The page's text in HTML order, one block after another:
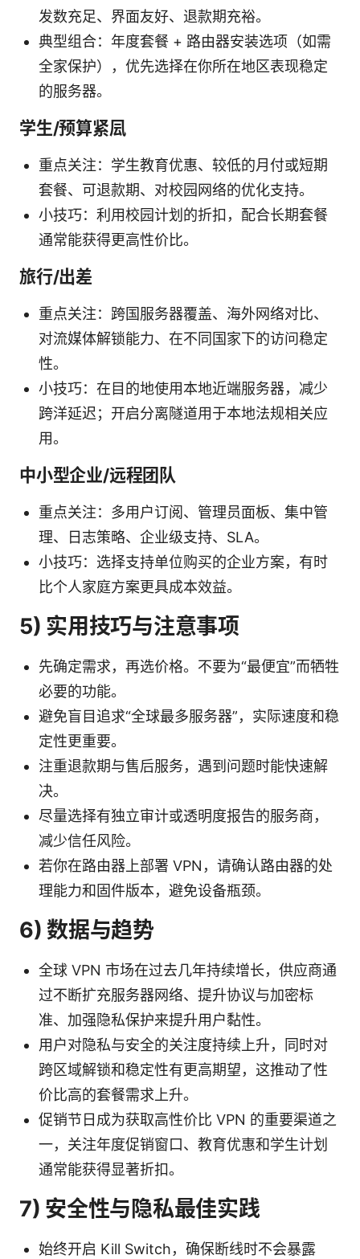
发数充足、界面友好、退款期充裕。
典型组合：年度套餐 + 路由器安装选项（如需
全家保护），优先选择在你所在地区表现稳定
的服务器。
学生/预算紧凨
重点关注：学生教育优惠、较低的月付或短期
套餐、可退款期、对校园网络的优化支持。
小技巧：利用校园计划的折扣，配合长期套餐
通常能获得更高性价比。
旅行/出差
重点关注：跨国服务器覆盖、海外网络对比、
对流媒体解锁能力、在不同国家下的访问稳定
性。
小技巧：在目的地使用本地近端服务器，减少
跨洋延迟；开启分离隧道用于本地法规相关应
用。
中小型企业/远程团队
重点关注：多用户订阅、管理员面板、集中管
理、日志策略、企业级支持、SLA。
小技巧：选择支持单位购买的企业方案，有时
比个人家庭方案更具成本效益。
5) 实用技巧与注意事项
先确定需求，再选价格。不要为“最便宜”而牺牲
必要的功能。
避免盲目追求“全球最多服务器”，实际速度和稳
定性更重要。
注重退款期与售后服务，遇到问题时能快速解
决。
尽量选择有独立审计或透明度报告的服务商，
减少信任风险。
若你在路由器上部署 VPN，请确认路由器的处
理能力和固件版本，避免设备瓶颈。
6) 数据与趋势
全球 VPN 市场在过去几年持续增长，供应商通
过不断扩充服务器网络、提升协议与加密标
准、加强隐私保护来提升用户黏性。
用户对隐私与安全的关注度持续上升，同时对
跨区域解锁和稳定性有更高期望，这推动了性
价比高的套餐需求上升。
促销节日成为获取高性价比 VPN 的重要渠道之
一，关注年度促销窗口、教育优惠和学生计划
通常能获得显著折扣。
7) 安全性与隐私最佳实践
始终开启 Kill Switch，确保断线时不会暴露